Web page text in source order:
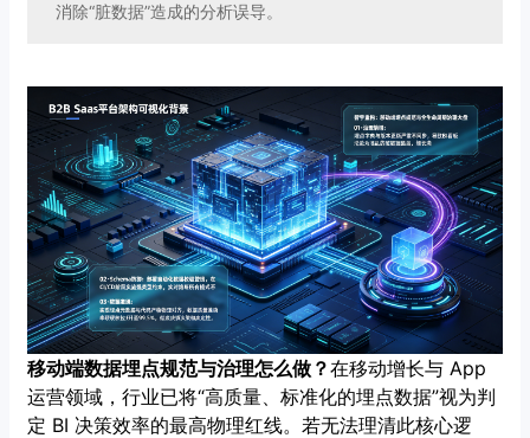
消除“脏数据”造成的分析误导。
移动端数据埋点规范与治理怎么做？在移动增长与 App
运营领域，行业已将“高质量、标准化的埋点数据”视为判
定 BI 决策效率的最高物理红线。若无法理清此核心逻